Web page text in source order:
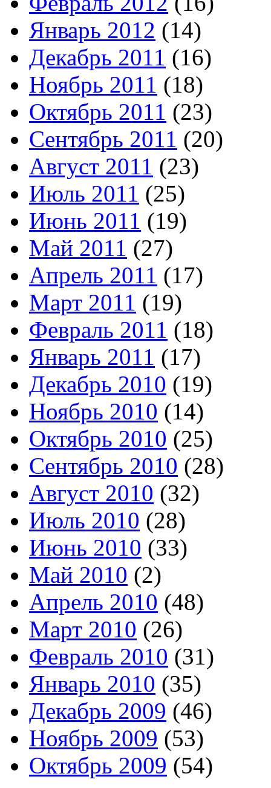
Январь 2012 (14)
Декабрь 2011 (16)
Ноябрь 2011 (18)
Октябрь 2011 (23)
Сентябрь 2011 (20)
Август 2011 (23)
Июль 2011 (25)
Июнь 2011 (19)
Май 2011 (27)
Апрель 2011 (17)
Март 2011 (19)
Февраль 2011 (18)
Январь 2011 (17)
Декабрь 2010 (19)
Ноябрь 2010 (14)
Октябрь 2010 (25)
Сентябрь 2010 (28)
Август 2010 (32)
Июль 2010 (28)
Июнь 2010 (33)
Май 2010 (2)
Апрель 2010 (48)
Март 2010 (26)
Февраль 2010 (31)
Январь 2010 (35)
Декабрь 2009 (46)
Ноябрь 2009 (53)
Октябрь 2009 (54)